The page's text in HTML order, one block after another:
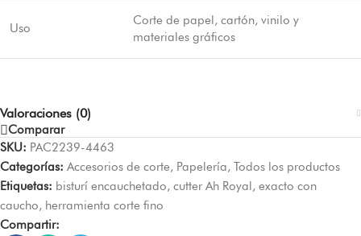
Uso
Corte de papel, cartón, vinilo y
materiales gráficos
Valoraciones (0)
Comparar
SKU: PAC2239-4463
Categorías: Accesorios de corte, Papelería, Todos los productos
Etiquetas: bisturí encauchetado, cutter Ah Royal, exacto con
caucho, herramienta corte fino
Compartir: